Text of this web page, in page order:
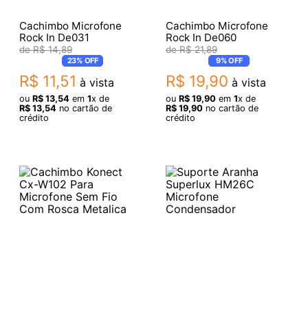
Cachimbo Microfone
Rock In De031
R$ 14,89
23%OFF
R$ 11,51 à vista
ou R$ 13,54em 1x de
R$ 13,54no cartão de
crédito
Cachimbo Microfone
Rock In De060
R$ 21,89
9%OFF
R$ 19,90 à vista
ou R$ 19,90em 1x de
R$ 19,90no cartão de
crédito